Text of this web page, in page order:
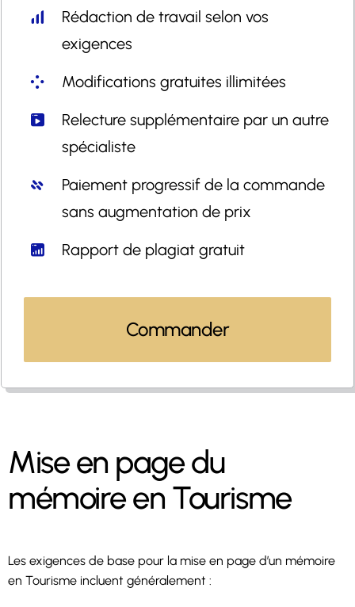
Rédaction de travail selon vos
exigences
Modifications gratuites illimitées
Relecture supplémentaire par un autre
spécialiste
Paiement progressif de la commande
sans augmentation de prix
Rapport de plagiat gratuit
Commander
Mise en page du
mémoire en Tourisme
Les exigences de base pour la mise en page d’un mémoire
en Tourisme incluent généralement :